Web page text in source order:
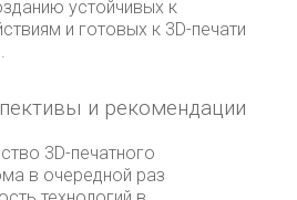
устойчивых к
и готовых к 3D-печати
и рекомендации
3D-печатного
в очередной раз